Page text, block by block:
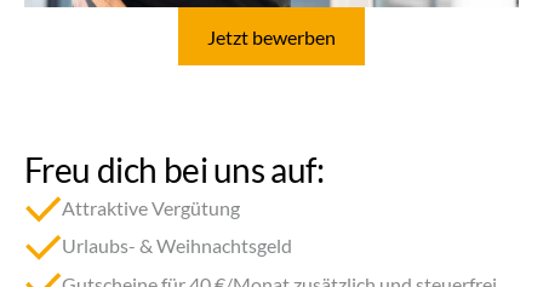
Jetzt bewerben
Freu dich bei uns auf:
Attraktive Vergütung
Urlaubs- & Weihnachtsgeld